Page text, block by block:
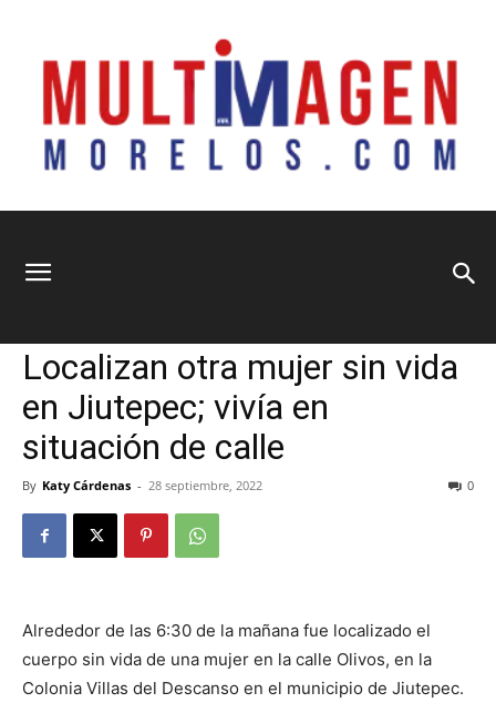
Morelos
Localizan otra mujer sin vida
en Jiutepec; vivía en
situación de calle
By Katy Cárdenas - 28 septiembre, 2022 0
Alrededor de las 6:30 de la mañana fue localizado el
cuerpo sin vida de una mujer en la calle Olivos, en la
Colonia Villas del Descanso en el municipio de Jiutepec.